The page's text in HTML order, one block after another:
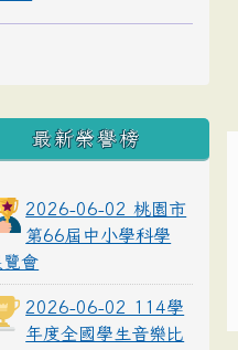
最新榮譽榜
2026-06-02 桃園市
第66屆中小學科學
覽會
2026-06-02 114學
年度全國學生音樂比